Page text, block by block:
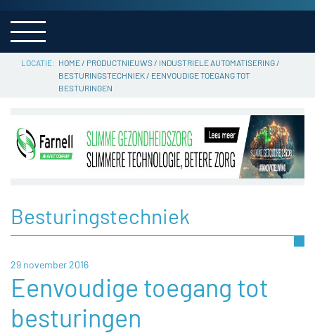
SERVICE
HOME/ PRODUCTNIEUWS/ INDUSTRIELE AUTOMATISERING/
BESTURINGSTECHNIEK/ EENVOUDIGE TOEGANG TOT
BESTURINGEN
Besturingstechniek
29 november 2016
Eenvoudige toegang tot
besturingen